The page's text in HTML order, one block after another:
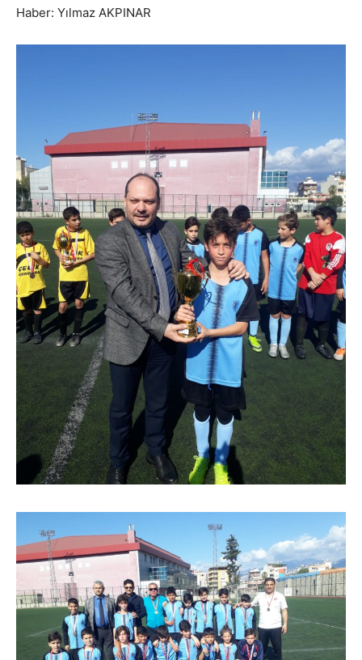
Haber: Yılmaz AKPINAR